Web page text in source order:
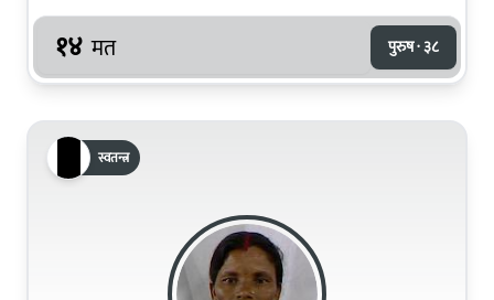
१४ मत पुरुष · ३८
स्वतन्त्र